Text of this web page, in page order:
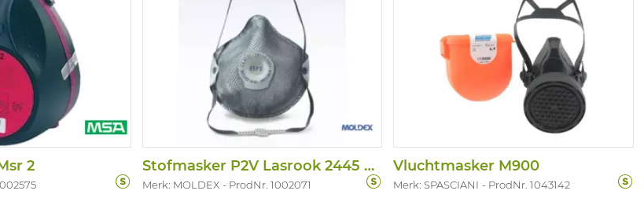
2 Stofmasker P2V Lasrook 2445 Smart
Merk: MOLDEX ProdNr. 1002071
Vluchtmasker M900
Merk: SPASCIANI ProdNr. 1043142